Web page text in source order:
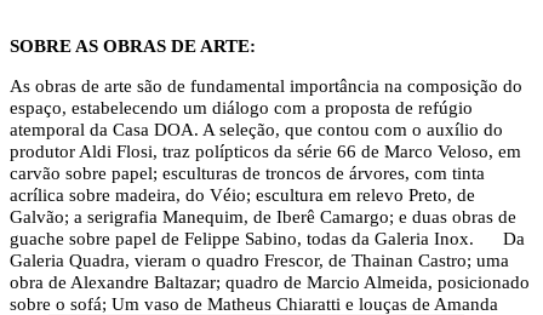
SOBRE AS OBRAS DE ARTE:
As obras de arte são de fundamental importância na composição do
espaço, estabelecendo um diálogo com a proposta de refúgio
atemporal da Casa DOA. A seleção, que contou com o auxílio do
produtor Aldi Flosi, traz polípticos da série 66 de Marco Veloso, em
carvão sobre papel; esculturas de troncos de árvores, com tinta
acrílica sobre madeira, do Véio; escultura em relevo Preto, de
Galvão; a serigrafia Manequim, de Iberê Camargo; e duas obras de
guache sobre papel de Felippe Sabino, todas da Galeria Inox.
Da
Galeria Quadra, vieram o quadro Frescor, de Thainan Castro; uma
obra de Alexandre Baltazar; quadro de Marcio Almeida, posicionado
sobre o sofá; Um vaso de Matheus Chiaratti e louças de Amanda